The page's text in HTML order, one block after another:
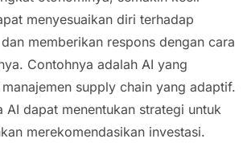
menyesuaikan diri terhadap
memberikan respons dengan cara
Contohnya adalah AI yang
manajemen supply chain yang adaptif.
dapat menentukan strategi untuk
merekomendasikan investasi.